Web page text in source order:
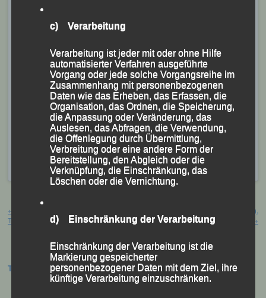
Minuten verwiesen sie die TG Viktoria Augsburg und
das Team aus dem mittelfränkischen Pleinfeld auf die
Die einzige LG-Dame am Start,Maria Sellner
sich nach einem beherzten Rennen, das sie nach
1:30:22 Stunden als Neunte der Damenwertung
abschloss, über die Bayerische Vizemeisterschaft und
die Silbermedaille in ihrer AK W 35.
VeröffentlichtinAktuelles,Archiv 2017 |Markiert mit
Augsburg,Bayerische Halbmarathon-Meisterschaften
Beitragsnavigation
←
Thurmannsbang, 22. April 2017
Straßenlauf-Serie, Guernsey (GBR),
14.04. und 17.04.2017
→
Termine:
c) Verarbeitung
Verarbeitung ist jeder mit oder ohne Hilfe
automatisierter Verfahren ausgeführte
Vorgang oder jede solche Vorgangsreihe im
Zusammenhang mit personenbezogenen
Daten wie das Erheben, das Erfassen, die
Organisation, das Ordnen, die Speicherung,
die Anpassung oder Veränderung, das
Auslesen, das Abfragen, die Verwendung,
die Offenlegung durch Übermittlung,
Verbreitung oder eine andere Form der
Bereitstellung, den Abgleich oder die
Verknüpfung, die Einschränkung, das
Löschen oder die Vernichtung.
d) Einschränkung der Verarbeitung
Einschränkung der Verarbeitung ist die
Markierung gespeicherter
personenbezogener Daten mit dem Ziel, ihre
künftige Verarbeitung einzuschränken.